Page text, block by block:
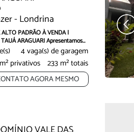
- Londrina
PADRÃO À VENDA |
ARAGUARI Apresentamos
4 vaga(s) de garagem
privativos 233 m² totais
AGORA MESMO